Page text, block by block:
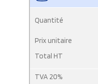
Quantité
Prix unitaire
Total HT
TVA 20%